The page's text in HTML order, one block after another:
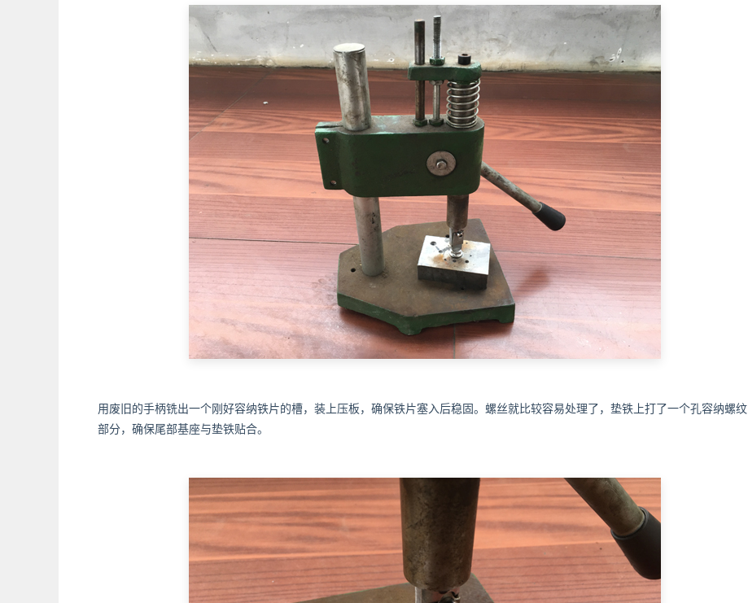
用废旧的手柄铣出一个刚好容纳铁片的槽，装上压板，确保铁片塞入后稳固。螺丝就比较容易处理了，垫铁上打了一个孔容纳螺纹
部分，确保尾部基座与垫铁贴合。